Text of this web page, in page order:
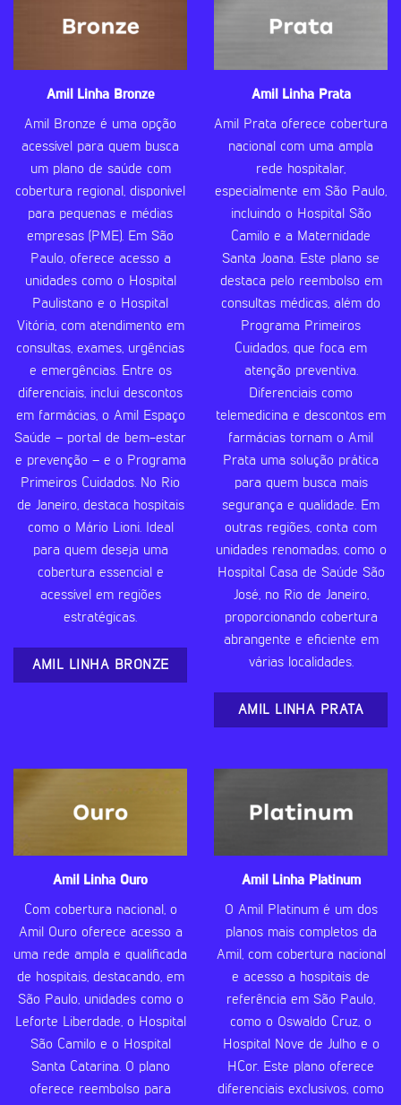
Amil Linha Bronze
Amil Bronze é uma opção
acessível para quem busca
um plano de saúde com
cobertura regional, disponível
para pequenas e médias
empresas (PME). Em São
Paulo, oferece acesso a
unidades como o Hospital
Paulistano e o Hospital
Vitória, com atendimento em
consultas, exames, urgências
e emergências. Entre os
diferenciais, inclui descontos
em farmácias, o Amil Espaço
Saúde – portal de bem-estar
e prevenção – e o Programa
Primeiros Cuidados. No Rio
de Janeiro, destaca hospitais
como o Mário Lioni. Ideal
para quem deseja uma
cobertura essencial e
acessível em regiões
estratégicas.
AMIL LINHA BRONZE
Amil Linha Prata
Amil Prata oferece cobertura
nacional com uma ampla
rede hospitalar,
especialmente em São Paulo,
incluindo o Hospital São
Camilo e a Maternidade
Santa Joana. Este plano se
destaca pelo reembolso em
consultas médicas, além do
Programa Primeiros
Cuidados, que foca em
atenção preventiva.
Diferenciais como
telemedicina e descontos em
farmácias tornam o Amil
Prata uma solução prática
para quem busca mais
segurança e qualidade. Em
outras regiões, conta com
unidades renomadas, como o
Hospital Casa de Saúde São
José, no Rio de Janeiro,
proporcionando cobertura
abrangente e eficiente em
várias localidades.
AMIL LINHA PRATA
Amil Linha Ouro
Com cobertura nacional, o
Amil Ouro oferece acesso a
uma rede ampla e qualificada
de hospitais, destacando, em
São Paulo, unidades como o
Leforte Liberdade, o Hospital
São Camilo e o Hospital
Santa Catarina. O plano
oferece reembolso para
Amil Linha Platinum
O Amil Platinum é um dos
planos mais completos da
Amil, com cobertura nacional
e acesso a hospitais de
referência em São Paulo,
como o Oswaldo Cruz, o
Hospital Nove de Julho e o
HCor. Este plano oferece
diferenciais exclusivos, como